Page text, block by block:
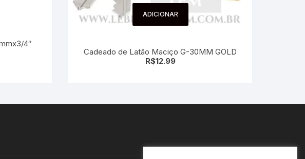
ADICIONAR
Cadeado de Latão Maciço G-30MM GOLD
R$12.99